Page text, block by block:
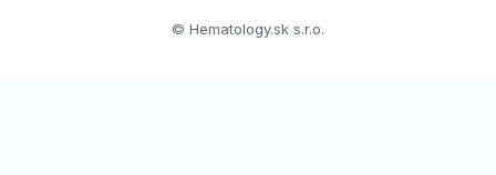
© Hematology.sk s.r.o.